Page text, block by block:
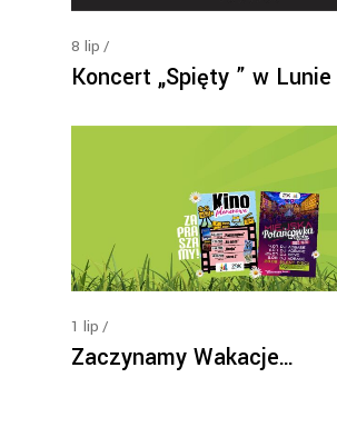
8 lip
Koncert „Spięty ” w Lunie
1 lip
Zaczynamy Wakacje…